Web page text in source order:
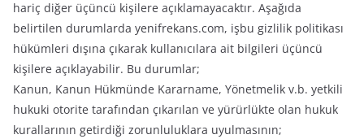
hariç diğer üçüncü kişilere açıklamayacaktır. Aşağıda
belirtilen durumlarda yenifrekans.com, işbu gizlilik politikası
hükümleri dışına çıkarak kullanıcılara ait bilgileri üçüncü
kişilere açıklayabilir. Bu durumlar;
Kanun, Kanun Hükmünde Kararname, Yönetmelik v.b. yetkili
hukuki otorite tarafından çıkarılan ve yürürlükte olan hukuk
kurallarının getirdiği zorunluluklara uyulmasının;